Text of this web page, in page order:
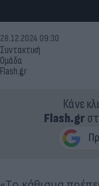
Συντακτική
Ομάδα
Flash.gr
28.12.2024 09:30
Κάνε
Flash.gr